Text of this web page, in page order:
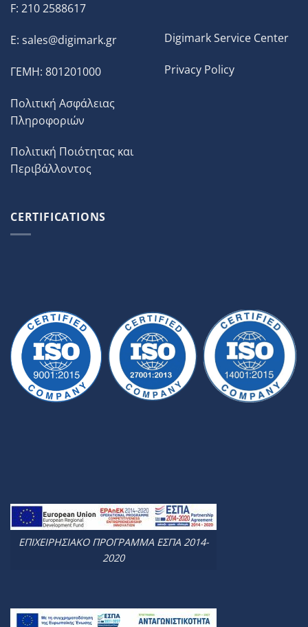
F: 210 2588617
E: sales@digimark.gr
ΓΕΜΗ: 801201000
Πολιτική Ασφάλειας
Πληροφοριών
Πολιτική Ποιότητας και
Περιβάλλοντος
Digimark Service Center
Privacy Policy
CERTIFICATIONS
ΕΠΙΧΕΙΡΗΣΙΑΚΟ ΠΡΟΓΡΑΜΜΑ ΕΣΠΑ 2014-
2020